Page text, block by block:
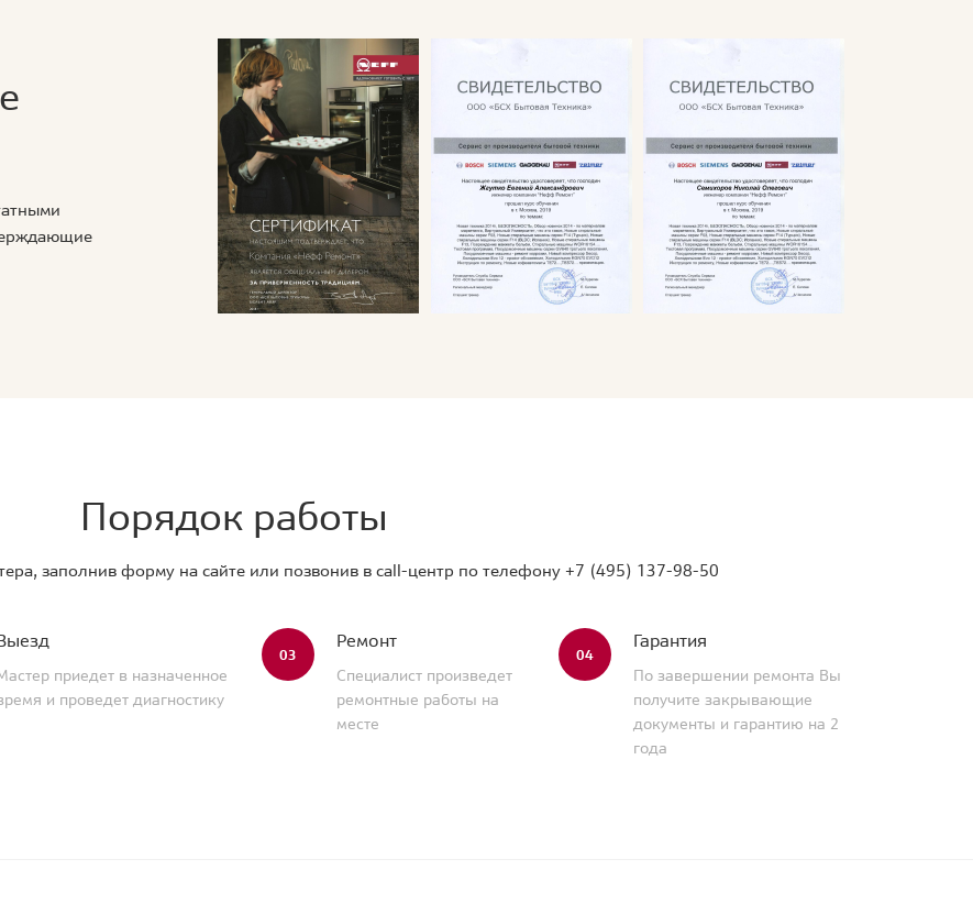
Порядок работы
заполнив форму на сайте или позвонив в call-центр по телефону +7 (495) 137-98-50
приедет в назначенное
и проведет диагностику
03
Ремонт
Специалист произведет
ремонтные работы на
месте
04
Гарантия
По завершении ремонта Вы
получите закрывающие
документы и гарантию на 2
года